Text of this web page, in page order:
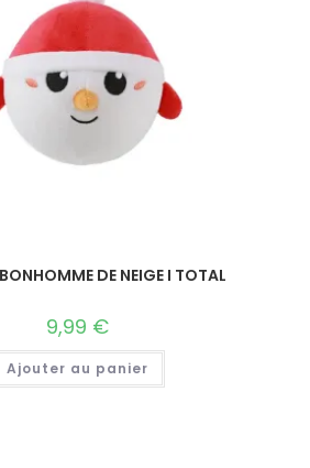
DE NEIGE I TOTAL
9,99 €
Ajouter au panier